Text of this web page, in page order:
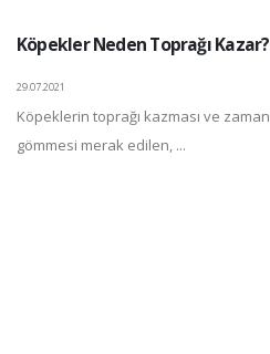
Köpekler Neden Toprağı Kazar?
29.07.2021
Köpeklerin toprağı kazması ve
gömmesi merak edilen, ...